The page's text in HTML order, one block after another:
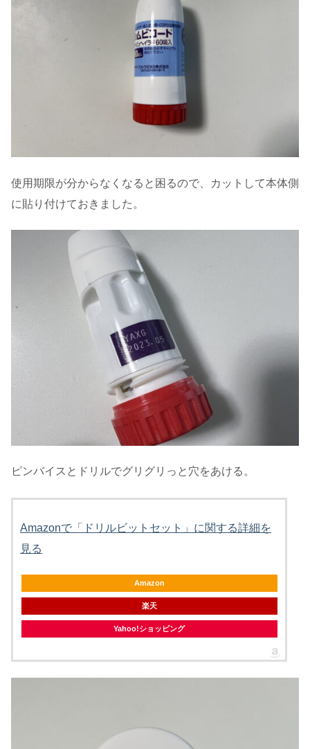
使用期限が分からなくなると困るので、カットして本体側
に貼り付けておきました。
ピンバイスとドリルでグリグリっと穴をあける。
Amazonで「ドリルビットセット」に関する詳細を
見る
Amazon
楽天
Yahoo!ショッピング